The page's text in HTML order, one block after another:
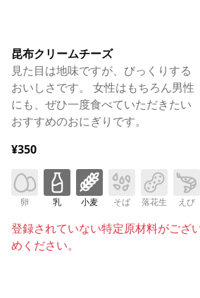
昆布クリームチーズ
見た目は地味ですが、びっくりする
おいしさです。 女性はもちろん男性
にも、ぜひ一度食べていただきたい
おすすめのおにぎりです。
¥350
卵 乳 小麦 そば 落花生 えび
登録されていない特定原材料がござ
めください。